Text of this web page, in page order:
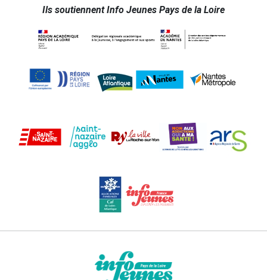
Ils soutiennent Info Jeunes Pays de la Loire